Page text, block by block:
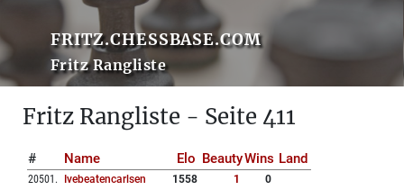
FRITZ.CHESSBASE.COM
Fritz Rangliste
Fritz Rangliste - Seite 411
# Name Elo BeautyWins Land
20501 . Ivebeatencarlsen 1558 1
0